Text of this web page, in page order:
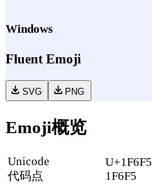
Windows
Fluent Emoji
SVG PNG
Emoji概览
Unicode
代码点
U+1F6F5
1F6F5